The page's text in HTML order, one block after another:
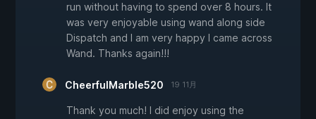
run without having to spend over 8 hours. It
was very enjoyable using wand along side
Dispatch and I am very happy I came across
Wand. Thanks again!!!
CheerfulMarble520 19 11月
Thank you much! I did enjoy using the